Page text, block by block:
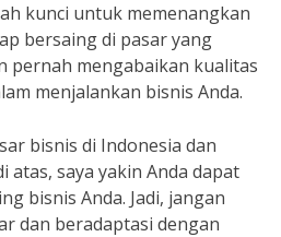
kunci untuk memenangkan
bersaing di pasar yang
pernah mengabaikan kualitas
menjalankan bisnis Anda.
bisnis di Indonesia dan
atas, saya yakin Anda dapat
bisnis Anda. Jadi, jangan
dan beradaptasi dengan